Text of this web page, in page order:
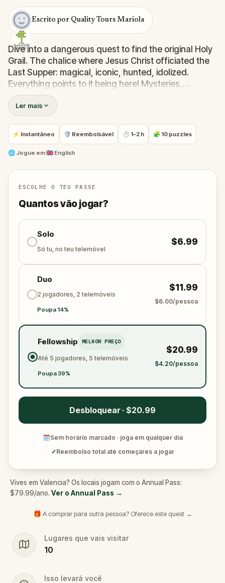
Escrito por Quality Tours Mariola
Dive into a dangerous quest to find the original Holy
Grail. The chalice where Jesus Christ officiated the
Last Supper: magical, iconic, hunted, idolized.
Everything points to it being here! Mysteries,
encrypted messages, false leads... But be careful,
someone is nehind you! you must be stealthy but,
act quickly. The search of the Holy Grail is no easy
task! Thousands of years, hundreds of adventurers
and now you are very close!
Ler mais
⚡ Instantâneo 🛡 Reembolsável ⏱ 1–2 h 🧩 10 puzzles
🌐 Jogue em🇬🇧 English
ESCOLHE O TEU PASSE
Quantos vão jogar?
Solo
Só tu, no teu telemóvel
$6.99
Duo
2 jogadores, 2 telemóveis
Poupa 14%
$11.99
$6.00/pessoa
Fellowship MELHOR PREÇO
Até 5 jogadores, 5 telemóveis
Poupa 39%
$20.99
$4.20/pessoa
Desbloquear · $20.99
🗓Sem horário marcado · joga em qualquer dia
✓Reembolso total até começares a jogar
Vives em Valencia? Os locais jogam com o Annual Pass:
$79.99/ano. Ver o Annual Pass →
🎁 A comprar para outra pessoa? Oferece este quest →
Lugares que vais visitar
10
Isso levará você